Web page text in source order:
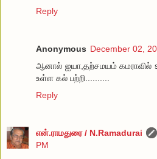
Reply
Anonymous December 02,
ஆனால் ஐயா,தற்சமயம் கமராவில்
உள்ள கல் பற்றி..........
Reply
என்.ராமதுரை / N.Ramadurai
PM